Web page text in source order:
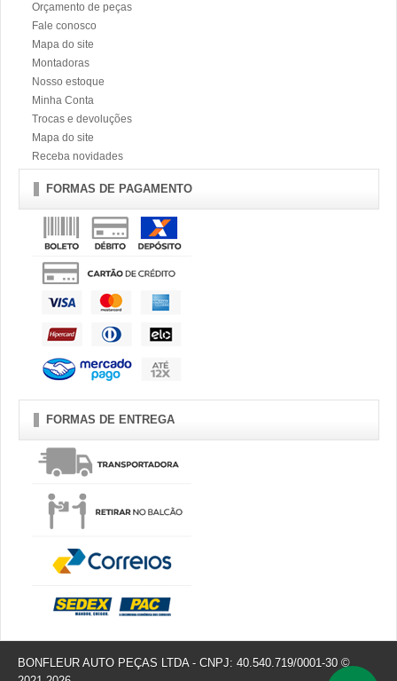
Orçamento de peças
Fale conosco
Mapa do site
Montadoras
Nosso estoque
Minha Conta
Trocas e devoluções
Mapa do site
Receba novidades
FORMAS DE PAGAMENTO
FORMAS DE ENTREGA
BONFLEUR AUTO PEÇAS LTDA - CNPJ: 40.540.719/0001-30 ©